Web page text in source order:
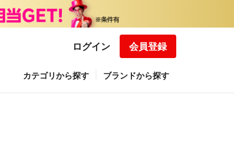
ログイン 会員登録
カテゴリから探す ブランドから探す